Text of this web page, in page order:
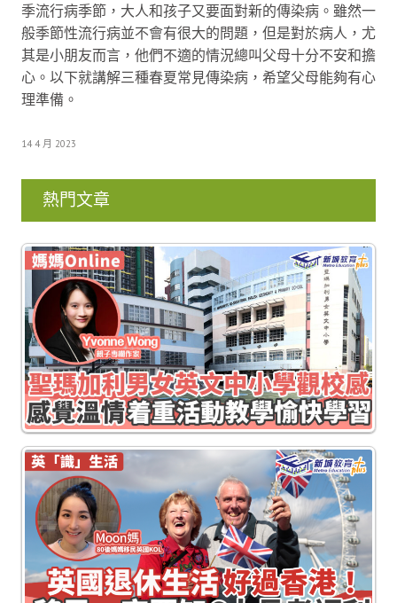
季流行病季節，大人和孩子又要面對新的傳染病。雖然一
般季節性流行病並不會有很大的問題，但是對於病人，尤
其是小朋友而言，他們不適的情況總叫父母十分不安和擔
心。以下就講解三種春夏常見傳染病，希望父母能夠有心
理準備。
14 4 月 2023
熱門文章